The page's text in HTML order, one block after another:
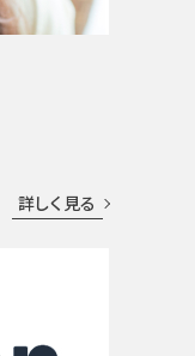
詳しく見る